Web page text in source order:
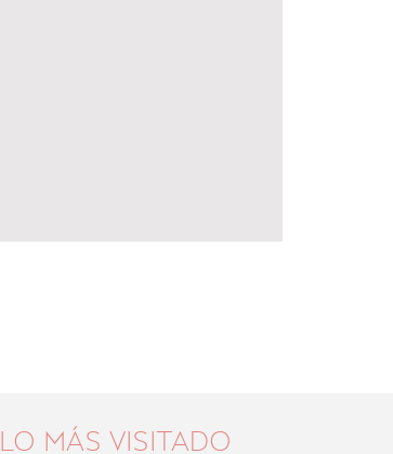
LO MÁS VISITADO